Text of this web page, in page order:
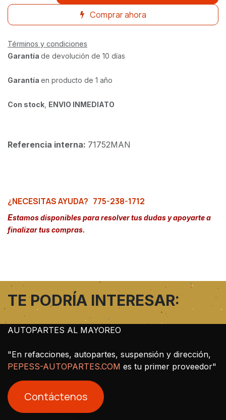
Comprar ahora
Términos y condiciones
Garantía de devolución de 10 días
Garantía en producto de 1 año
Con stock ENVIO INMEDIATO
Referencia interna: 71752MAN
¿NECESITAS AYUDA? 775-238-1712
Estamos disponibles para resolver tus dudas y apoyarte a
finalizar tus compras.
TE PODRÍA INTERESAR:
AUTOPARTES AL MAYOREO
"En refacciones, autopartes, suspensión y dirección,
PEPESS-AUTOPARTES.COM es tu primer proveedor"
Contáctenos